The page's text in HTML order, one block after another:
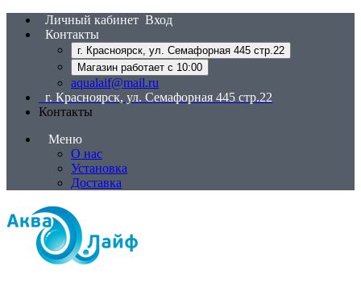
Личный кабинет Вход
Контакты
г. Красноярск, ул. Семафорная 445 стр.22
Магазин работает с 10:00
aqualaif@mail.ru
г. Красноярск, ул. Семафорная 445 стр.22
Контакты
Меню
О нас
Установка
Доставка